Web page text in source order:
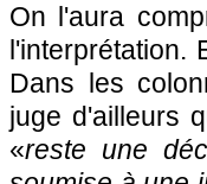
On l'aura
l'interprétation.
Dans les
juge d'ailleurs
«reste une